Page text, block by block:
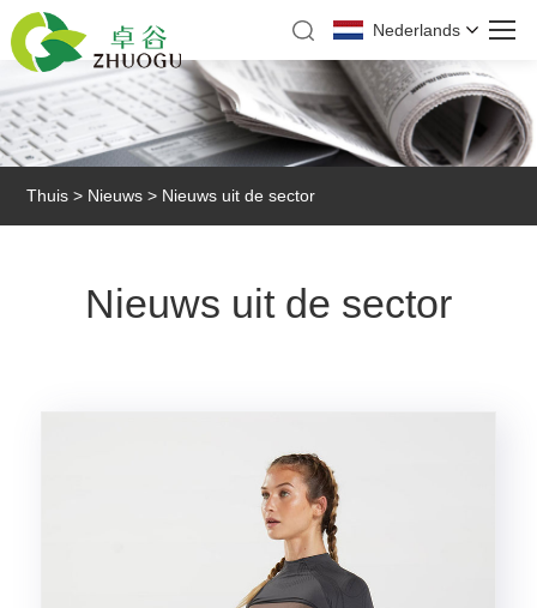
Nederlands
Thuis > Nieuws > Nieuws uit de sector
Nieuws uit de sector